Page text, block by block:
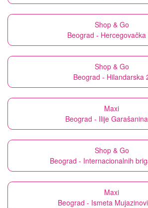
Shop & Go
Beograd - Hercegovačka
Shop & Go
Beograd - Hilandarska
Maxi
Beograd - Ilije
Shop & Go
Beograd - Internacionalnih
Maxi
Beograd - Ismeta